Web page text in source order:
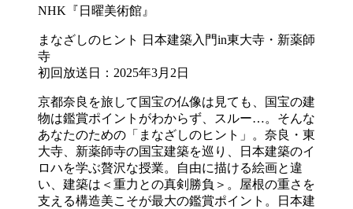
NHK『日曜美術館』
まなざしのヒント 日本建築入門in東大寺・新薬師
寺
初回放送日：2025年3月2日
京都奈良を旅して国宝の仏像は見ても、国宝の建
物は鑑賞ポイントがわからず、スルー…。そんな
あなたのための「まなざしのヒント」。奈良・東
大寺、新薬師寺の国宝建築を巡り、日本建築のイ
ロハを学ぶ贅沢な授業。自由に描ける絵画と違
い、建築は＜重力との真剣勝負＞。屋根の重さを
支える構造美こそが最大の鑑賞ポイント。日本建